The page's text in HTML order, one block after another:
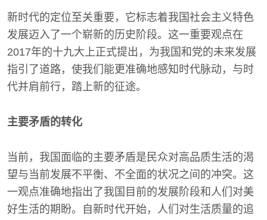
新时代的定位至关重要，它标志着我国社会主义特色
发展迈入了一个崭新的历史阶段。这一重要观点在
2017年的十九大上正式提出，为我国和党的未来发展
指引了道路，使我们能更准确地感知时代脉动，与时
代并肩前行，踏上新的征途。
主要矛盾的转化
当前，我国面临的主要矛盾是民众对高品质生活的渴
望与当前发展不平衡、不全面的状况之间的冲突。这
一观点准确地指出了我国目前的发展阶段和人们对美
好生活的期盼。自新时代开始，人们对生活质量的追